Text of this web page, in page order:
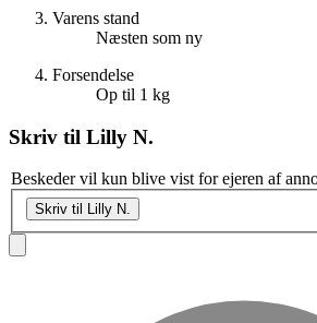
Varens stand
Næsten som ny
Forsendelse
Op til 1 kg
Skriv til Lilly N.
Beskeder vil kun blive vist for ejeren af
Skriv til Lilly N.